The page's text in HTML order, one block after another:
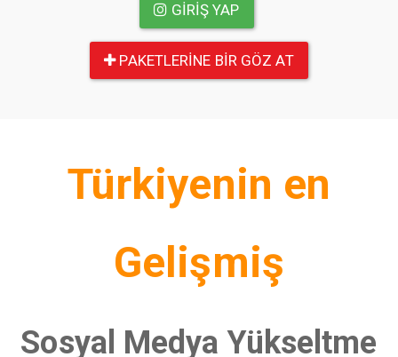
GIRIŞ YAP
PAKETLERINE BIR GÖZ AT
Türkiyenin en
Gelişmiş
Sosyal Medya Yükseltme